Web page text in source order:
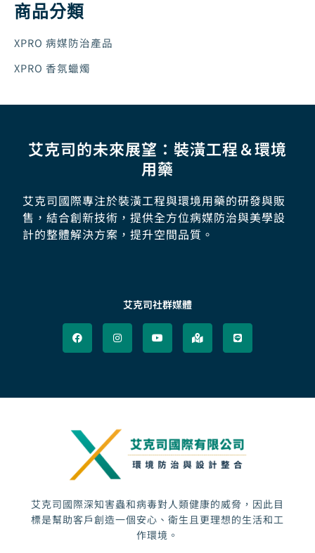
商品分類
XPRO 病媒防治產品
XPRO 香氛蠟燭
艾克司的未來展望：裝潢工程＆環境
用藥
艾克司國際專注於裝潢工程與環境用藥的研發與販
售，結合創新技術，提供全方位病媒防治與美學設
計的整體解決方案，提升空間品質。
艾克司社群媒體
a
c
e
b
n
s
t
a
m
o
u
u
a
p
-
m
e
l
t
i
n
e
艾克司國際深知害蟲和病毒對人類健康的威脅，因此目
標是幫助客戶創造一個安心、衛生且更理想的生活和工
作環境。